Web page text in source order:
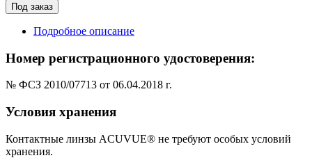
Под заказ
Подробное описание
Номер регистрационного удостоверения:
№ ФСЗ 2010/07713 от 06.04.2018 г.
Условия хранения
Контактные линзы ACUVUE® не требуют особых условий
хранения.